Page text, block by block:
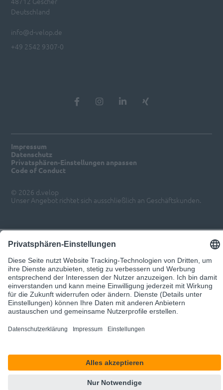
Deutschland
info@d-velop.de
+49 2542 9307-0
Impressum
Datenschutz
Privatsphären-Einstellungen anpassen
Code of Conduct
© 2026 d.velop
Unser Angebot richtet sich ausschließlich an Geschäftskunden.